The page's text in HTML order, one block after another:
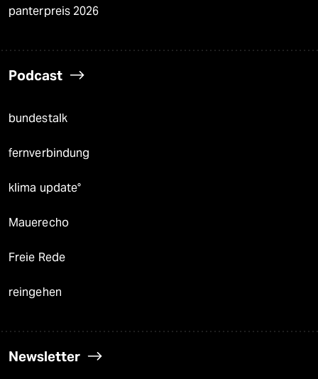
panterpreis 2026
Podcast
bundestalk
fernverbindung
klima update°
Mauerecho
Freie Rede
reingehen
Newsletter